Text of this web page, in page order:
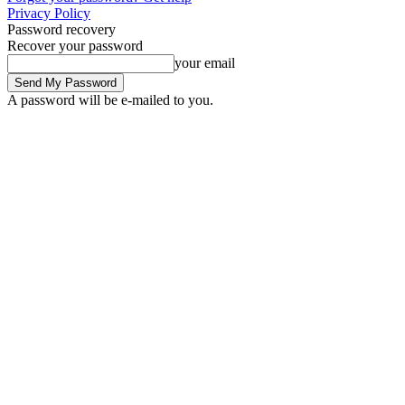
Privacy Policy
Password recovery
Recover your password
your email
A password will be e-mailed to you.